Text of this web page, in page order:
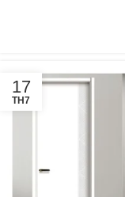
17
TH7